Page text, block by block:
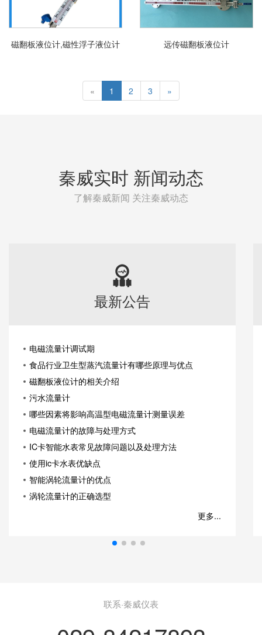
磁翻板液位计,磁性浮子液位计 远传磁翻板液位计
« 1 2 3 »
秦威实时 新闻动态
了解秦威新闻 关注秦威动态
最新公告
电磁流量计调试期
食品行业卫生型蒸汽流量计有哪些原理与优点
磁翻板液位计的相关介绍
污水流量计
哪些因素将影响高温型电磁流量计测量误差
电磁流量计的故障与处理方式
IC卡智能水表常见故障问题以及处理方法
使用ic卡水表优缺点
智能涡轮流量计的优点
涡轮流量计的正确选型
更多...
联系·秦威仪表